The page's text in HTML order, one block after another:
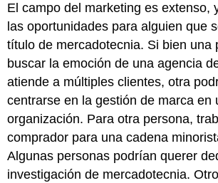
El campo del marketing es extenso,
las oportunidades para alguien que
título de mercadotecnia. Si bien una
buscar la emoción de una agencia
atiende a múltiples clientes, otra
centrarse en la gestión de marca en
organización. Para otra persona,
comprador para una cadena
Algunas personas podrían querer
investigación de mercadotecnia.